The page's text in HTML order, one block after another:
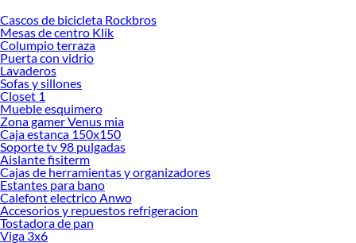
Desde remodelaciones hasta proyectos de decoración, estamos aquí para hacer
tus ideas realidad. ¡Visítanos y encuentra todo lo que tenemos para ofrecerte en
Barnices!
Explora la variedad de productos de Barnices en Sodimac
Herramientas, materiales y accesorios de calidad para tus proyectos y
renovación de espacios. ¡Visítanos y descubre todo lo que tenemos para
ofrecerte!
Encuentra una amplia variedad de productos de Barnices en Sodimac.
Encuentra todo lo necesario para tus proyectos de renovación y decoración.
¡Visítanos y haz tus ideas realidad!
Cascos de bicicleta Rockbros
Mesas de centro Klik
Columpio terraza
Puerta con vidrio
Lavaderos
Sofas y sillones
Closet 1
Mueble esquimero
Zona gamer Venus mia
Caja estanca 150x150
Soporte tv 98 pulgadas
Aislante fisiterm
Cajas de herramientas y organizadores
Estantes para bano
Calefont electrico Anwo
Accesorios y repuestos refrigeracion
Tostadora de pan
Viga 3x6